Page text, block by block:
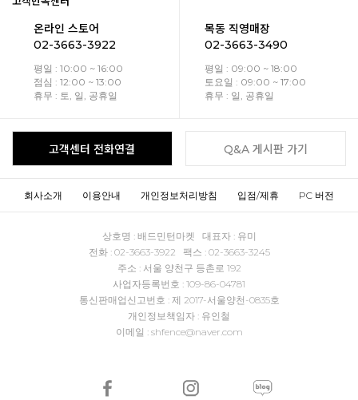
온라인 스토어
02-3663-3922
평일 : 10:00 ~ 16:00
점심 : 12:00 ~ 13:00
휴무 : 토, 일, 공휴일
목동 직영매장
02-3663-3490
평일 : 09:00 ~ 18:00
토요일 : 09:00 ~ 17:00
휴무 : 일, 공휴일
고객센터 전화연결 Q&A 게시판 가기
회사소개 이용안내 개인정보처리방침 입점/제휴 PC 버전
상호명 : 배드민턴마켓 대표자 : 유미
전화 : 02-3663-3922 팩스 : 02-3663-3245
주소 : 서울 양천구 등촌로 192
사업자등록번호 : 109-86-04781
통신판매업신고번호 : 제 2017-서울양천-0835호
개인정보책임자 : 유인철
이메일 : shfence@naver.com